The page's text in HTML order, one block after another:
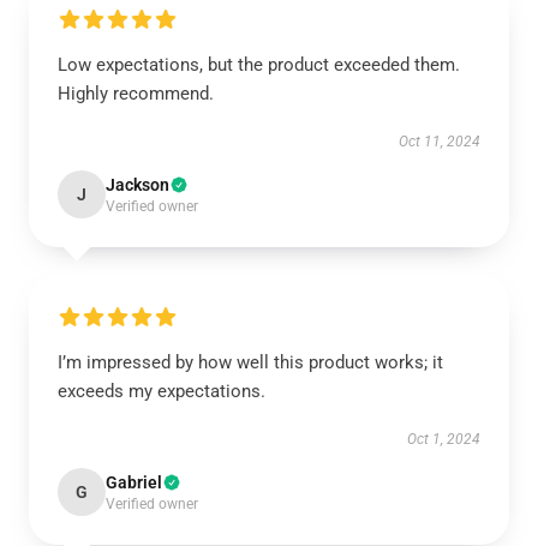
Low expectations, but the product exceeded them.
Highly recommend.
Oct 11, 2024
J Jackson
Verified owner
I’m impressed by how well this product works; it
exceeds my expectations.
Oct 1, 2024
G Gabriel
Verified owner